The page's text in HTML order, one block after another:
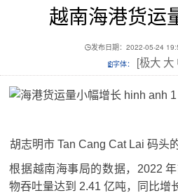
越南海港货运
发布日期：2022-05-24
字体：
[极大 大
胡志明市 Tan Cang Cat Lai 码头
根据越南海事局的数据，2022
物吞吐量达到 2.41 亿吨，同比增